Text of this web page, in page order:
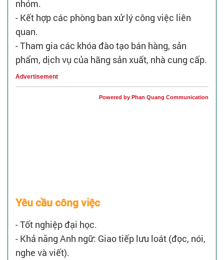
nhóm.
- Kết hợp các phòng ban xử lý công việc liên
quan.
- Tham gia các khóa đào tạo bán hàng, sản
phẩm, dịch vụ của hãng sản xuất, nhà cung cấp.
Advertisement
Powered by Phan Quang Communication
Yêu cầu công việc
- Tốt nghiệp đại học.
- Khả năng Anh ngữ: Giao tiếp lưu loát (đọc, nói,
nghe và viết).